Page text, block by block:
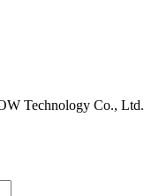
Technology Co., Ltd.